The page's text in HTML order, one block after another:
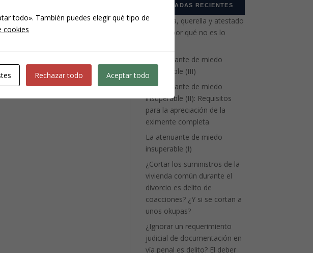
ENTRADAS RECIENTES
Denuncia, querella y atestado
policial: por qué no es lo
La atenuante de miedo
insuperable (III)
La atenuante de miedo
insuperable (II): Requisitos
para la apreciación de la
eximente completa
La atenuante de miedo
insuperable (I)
¿Cortar los suministros de la
vivienda común durante el
divorcio es delito de
coacciones? ¿Y si se cortan a
unos okupas?
¿Ignorar un requerimiento
judicial de documentación en
vía penal es delito? El deber
todo». También puedes elegir qué tipo de
cookies
Rechazar todo Aceptar todo